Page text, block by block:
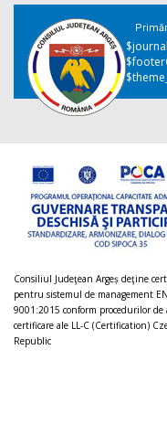
Consiliul Judeţean Argeș deţine
pentru sistemul de management
9001:2015 conform procedurilor
certificare ale LL-C (Certification)
Republic